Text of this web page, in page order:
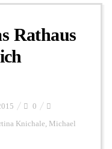
Rathaus
0
Knichale, Michael